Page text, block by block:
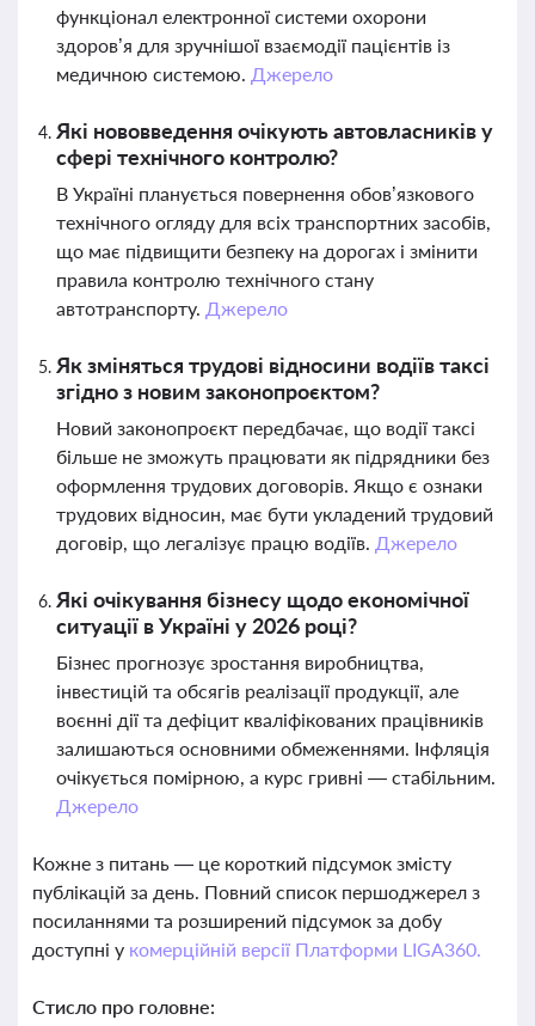
функціонал електронної системи охорони
здоров’я для зручнішої взаємодії пацієнтів із
медичною системою. Джерело
Які нововведення очікують автовласників у
сфері технічного контролю?
В Україні планується повернення обов’язкового
технічного огляду для всіх транспортних засобів,
що має підвищити безпеку на дорогах і змінити
правила контролю технічного стану
автотранспорту. Джерело
Як зміняться трудові відносини водіїв таксі
згідно з новим законопроєктом?
Новий законопроєкт передбачає, що водії таксі
більше не зможуть працювати як підрядники без
оформлення трудових договорів. Якщо є ознаки
трудових відносин, має бути укладений трудовий
договір, що легалізує працю водіїв. Джерело
Які очікування бізнесу щодо економічної
ситуації в Україні у 2026 році?
Бізнес прогнозує зростання виробництва,
інвестицій та обсягів реалізації продукції, але
воєнні дії та дефіцит кваліфікованих працівників
залишаються основними обмеженнями. Інфляція
очікується помірною, а курс гривні — стабільним.
Джерело
Кожне з питань — це короткий підсумок змісту
публікацій за день. Повний список першоджерел з
посиланнями та розширений підсумок за добу
доступні у комерційній версії Платформи LIGA360.
Стисло про головне: